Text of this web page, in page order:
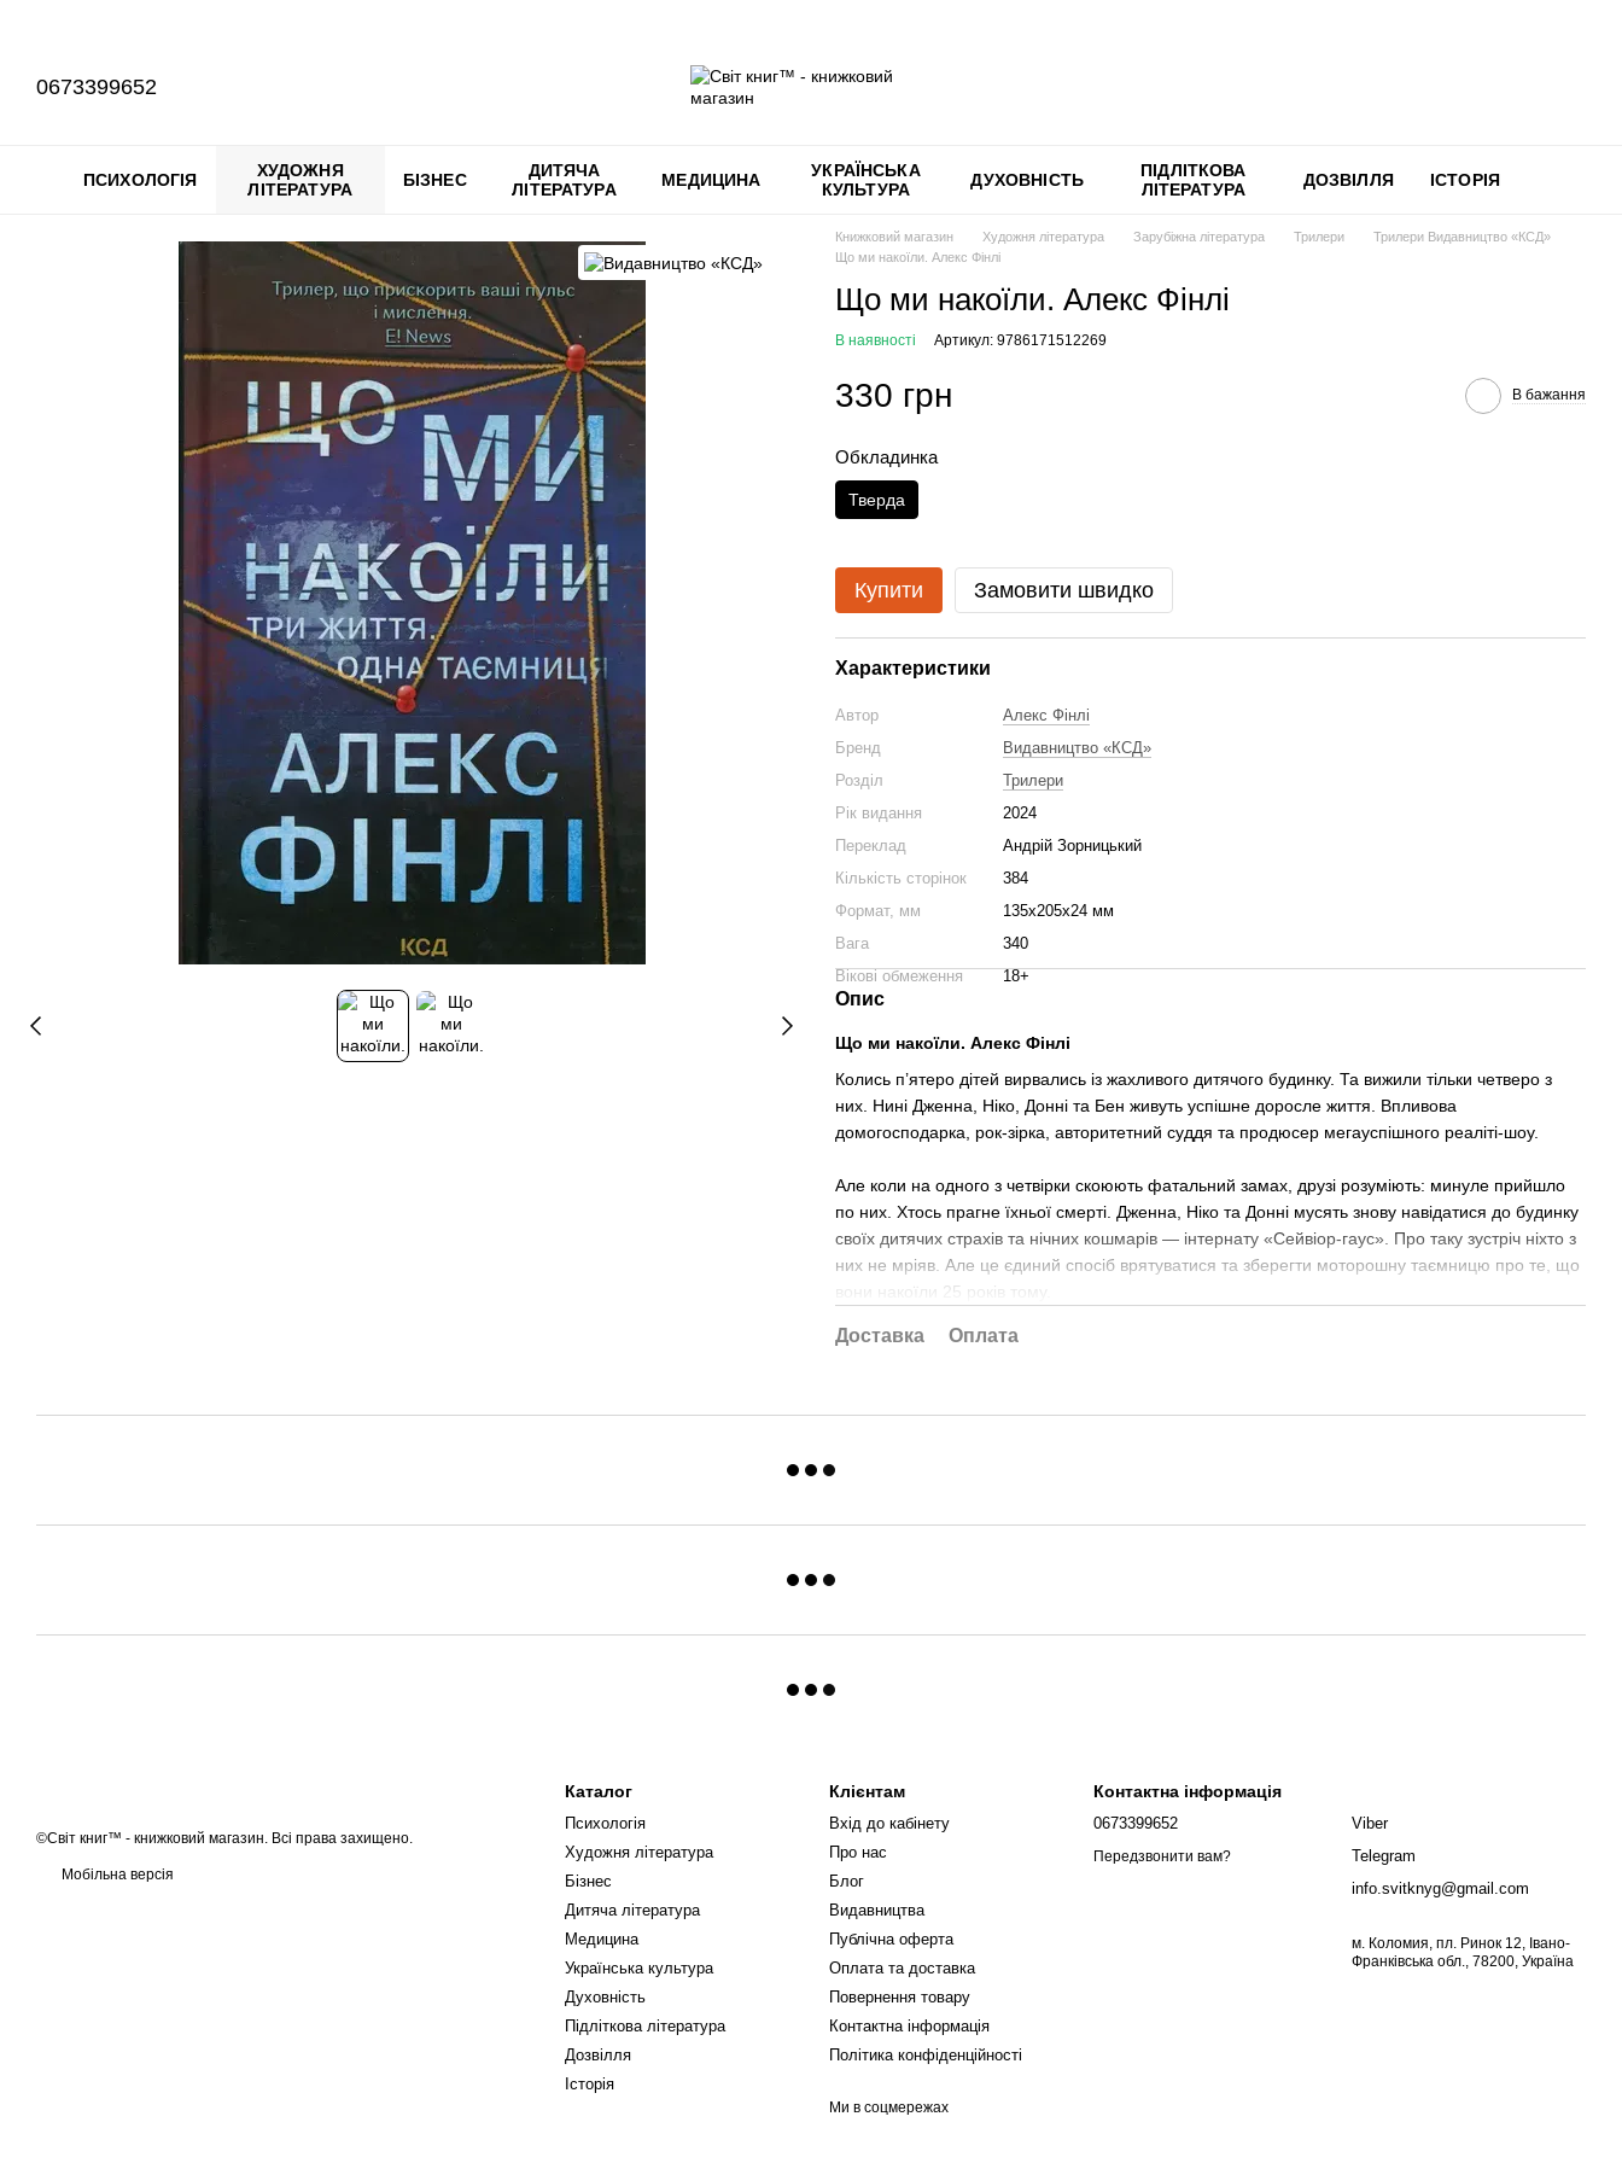
0673399652
ПСИХОЛОГІЯ
ХУДОЖНЯ
ЛІТЕРАТУРА
БІЗНЕС
ДИТЯЧА
ЛІТЕРАТУРА
МЕДИЦИНА
УКРАЇНСЬКА
КУЛЬТУРА
ДУХОВНІСТЬ
ПІДЛІТКОВА
ЛІТЕРАТУРА
ДОЗВІЛЛЯ ІСТОРІЯ
Книжковий магазин Художня література Зарубіжна література Трилери
Трилери Видавництво «КСД»
Що ми накоїли. Алекс Фінлі
Що ми накоїли. Алекс Фінлі
В наявності Артикул: 9786171512269
330 грн В бажання
Обкладинка
Тверда
Купити Замовити швидко
Характеристики
Автор
Алекс Фінлі
Бренд
Видавництво «КСД»
Розділ
Трилери
Рік видання
2024
Переклад
Андрій Зорницький
Кількість сторінок
384
Формат, мм
135х205х24 мм
Вага
340
Вікові обмеження
18+
Опис
Що ми накоїли. Алекс Фінлі
Колись п’ятеро дітей вирвались із жахливого дитячого будинку. Та вижили тільки четверо з
них. Нині Дженна, Ніко, Донні та Бен живуть успішне доросле життя. Впливова
домогосподарка, рок-зірка, авторитетний суддя та продюсер мегауспішного реаліті-шоу.
Але коли на одного з четвірки скоюють фатальний замах, друзі розуміють: минуле прийшло
по них. Хтось прагне їхньої смерті. Дженна, Ніко та Донні мусять знову навідатися до будинку
своїх дитячих страхів та нічних кошмарів — інтернату «Сейвіор-гаус». Про таку зустріч ніхто з
них не мріяв. Але це єдиний спосіб врятуватися та зберегти моторошну таємницю про те, що
вони накоїли 25 років тому.
Доставка Оплата
©Світ книг™ - книжковий магазин. Всі права захищено.
Мобільна версія
Каталог
Психологія
Художня література
Бізнес
Дитяча література
Медицина
Українська культура
Духовність
Підліткова література
Дозвілля
Історія
Клієнтам
Вхід до кабінету
Про нас
Блог
Видавництва
Публічна оферта
Оплата та доставка
Повернення товару
Контактна інформація
Політика конфіденційності
Ми в соцмережах
Контактна інформація
0673399652
Передзвонити вам?
Viber
Telegram
info.svitknyg@gmail.com
м. Коломия, пл. Ринок 12, Івано-
Франківська обл., 78200, Україна